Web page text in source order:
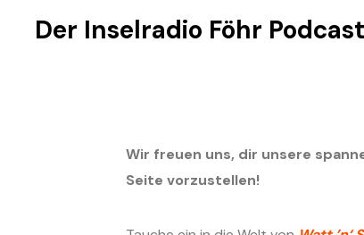
Der Inselradio Föhr Podcast
Wir freuen uns, dir unsere
Seite vorzustellen!